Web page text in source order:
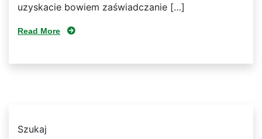
uzyskacie bowiem zaświadczanie […]
Read More
Szukaj